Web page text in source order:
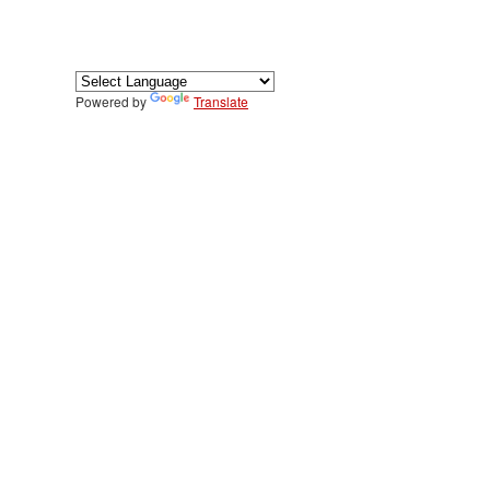
Powered by Translate